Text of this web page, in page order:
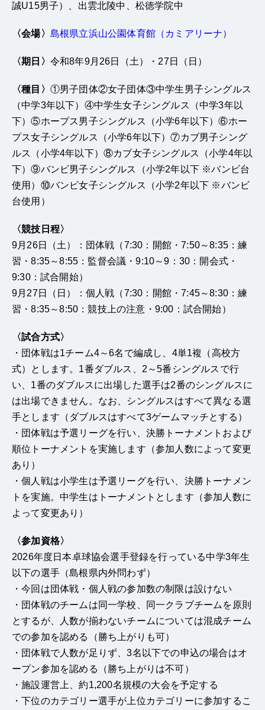
誠U15男子）、出雲北陵中、松徳学院中
〈会場〉 島根県立浜山公園体育館（カミアリーナ）
〈期日〉 令和8年9月26日（土）・27日（日）
〈種目〉 ①男子団体②女子団体③中学生男子シングルス
（中学3年以下）④中学生女子シングルス（中学3年以
下）⑤ホープス男子シングルス（小学6年以下）⑥ホー
プス女子シングルス（小学6年以下）⑦カブ男子シング
ルス（小学4年以下）⑧カブ女子シングルス（小学4年以
下）⑨バンビ男子シングルス（小学2年以下 ※バンビ台
使用）⑩バンビ女子シングルス（小学2年以下 ※バンビ
台使用）
〈競技日程〉
9月26日（土）：団体戦（7:30：開館・7:50～8:35：練
習・8:35～8:55：監督会議・9:10～9：30：開会式・
9:30：試合開始）
9月27日（日）：個人戦（7:30：開館・7:45～8:30：練
習・8:35～8:50：競技上の注意・9:00：試合開始）
〈試合方式〉
・団体戦は1チーム4～6名で編成し、4単1複（高校方
式）とします。1番ダブルス、2～5番シングルスで行
い、1番のダブルスに出場した選手は2番のシングルスに
は出場できません。なお、シングルスはすべて異なる選
手とします（ダブルスはすべて3ゲームマッチとする）
・団体戦は予選リーグを行い、決勝トーナメントおよび
順位トーナメントを実施します（参加人数によって変更
あり）
・個人戦は小学生は予選リーグを行い、決勝トーナメン
トを実施。中学生はトーナメントとします（参加人数に
よって変更あり）
〈参加資格〉
2026年度日本卓球協会選手登録を行っている中学3年生
以下の選手（島根県内外問わず）
・今回は団体戦・個人戦の参加数の制限は設けない
・団体戦のチームは同一学校、同一クラブチームを原則
とするが、人数が揃わないチームについては混成チーム
での参加を認める（勝ち上がりも可）
・団体戦で人数が足りず、3名以下での申込の場合はオ
ープン参加を認める（勝ち上がりは不可）
・施設運営上、約1,200名規模の大会を予定する
・下位のカテゴリー選手が上位カテゴリーに参加するこ